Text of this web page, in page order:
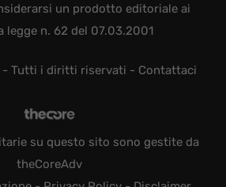
un prodotto editoriale ai
legge n. 62 del 07.03.2001
Tutti i diritti riservati - Contattaci
su questo sito sono gestite da
theCoreAdv